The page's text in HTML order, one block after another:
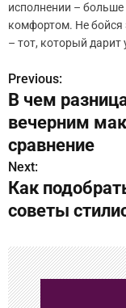
исполнении –
комфортом. Не бойся
– тот, который дарит
Н
а
в
и
г
ц
и
Previous:
В чем
вечерним
сравнение
Next:
Как
советы